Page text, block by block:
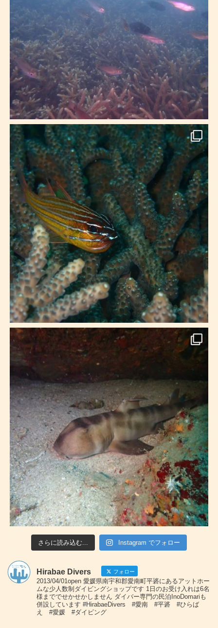
さらに読み込む... Instagram でフォロー
Hirabae Divers フォロー
2013/04/01open 愛媛県南宇和郡愛南町平碆にあるアットホー
ムな少人数制ダイビングショップです 1日のお受け入れは6名
様まででせかせかしません ダイバー専門の民泊InoDomariも
併設しています #HirabaeDivers #愛南 #平碆 #ひらば
え #愛媛 #ダイビング